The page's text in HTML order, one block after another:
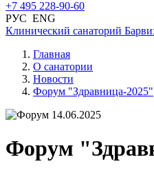
+7 495 228-90-60
РУС ENG
Клинический санаторий
Главная
О санатории
Новости
Форум "Здравница-2025"
14.06.2025
Форум